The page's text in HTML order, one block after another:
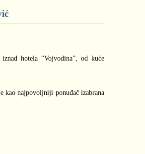
hotela “Vojvodina”, od kuće
kao najpovoljniji ponuđač izabrana